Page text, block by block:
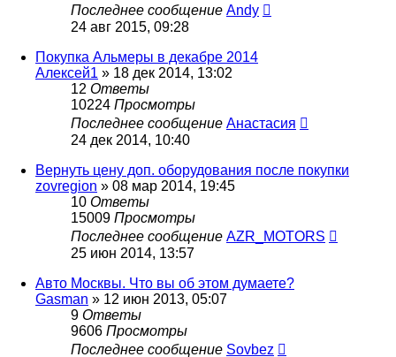
Последнее сообщение Andy
24 авг 2015, 09:28
Покупка Альмеры в декабре 2014
Алексей1 » 18 дек 2014, 13:02
12 Ответы
10224 Просмотры
Последнее сообщение Анастасия
24 дек 2014, 10:40
Вернуть цену доп. оборудования после покупки
zovregion » 08 мар 2014, 19:45
10 Ответы
15009 Просмотры
Последнее сообщение AZR_MOTORS
25 июн 2014, 13:57
Авто Москвы. Что вы об этом думаете?
Gasman » 12 июн 2013, 05:07
9 Ответы
9606 Просмотры
Последнее сообщение Sovbez